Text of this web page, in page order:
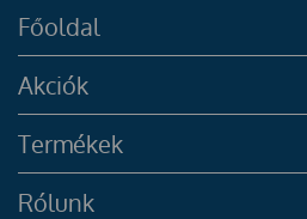
Főoldal
Akciók
Termékek
Rólunk